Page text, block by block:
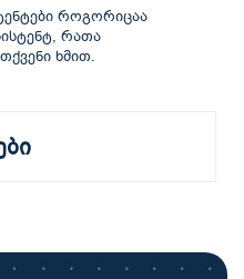
როგორიცაა
რათა
ხმით.